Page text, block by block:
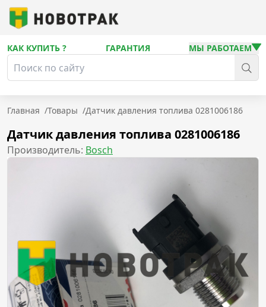
КАК КУПИТЬ ? ГАРАНТИЯ МЫ РАБОТАЕМ
Главная /Товары /Датчик давления топлива 0281006186
Датчик давления топлива 0281006186
Производитель: Bosch